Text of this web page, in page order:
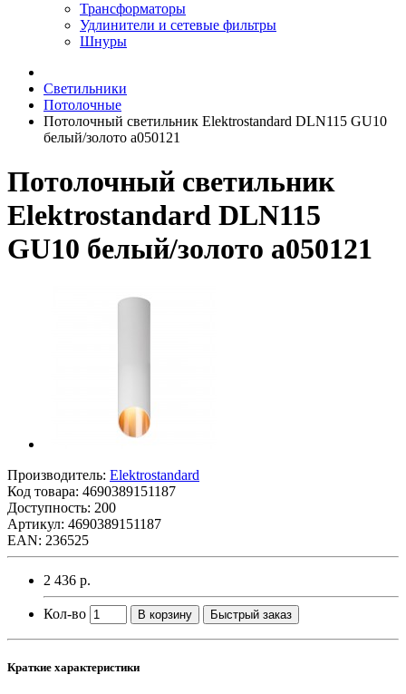
Трансформаторы
Удлинители и сетевые фильтры
Шнуры
Светильники
Потолочные
Потолочный светильник Elektrostandard DLN115 GU10
белый/золото a050121
Потолочный светильник
Elektrostandard DLN115
GU10 белый/золото a050121
Производитель: Elektrostandard
Код товара: 4690389151187
Доступность: 200
Артикул: 4690389151187
EAN: 236525
2 436 р.
Кол-во В корзину Быстрый заказ
Краткие характеристики